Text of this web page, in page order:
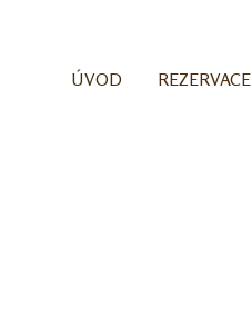
ÚVOD REZERVACE